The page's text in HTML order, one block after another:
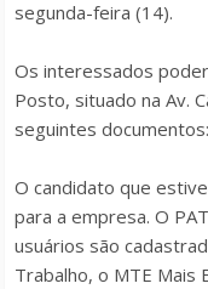
segunda-feira (14).
Os interessados
Posto, situado na Av.
seguintes
O candidato que
para a empresa. O
usuários são
Trabalho, o MTE